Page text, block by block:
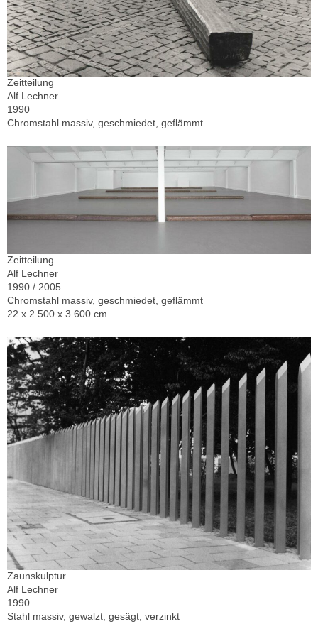
Zeitteilung
Alf Lechner
1990
Chromstahl massiv, geschmiedet, geflämmt
Zeitteilung
Alf Lechner
1990 / 2005
Chromstahl massiv, geschmiedet, geflämmt
22 x 2.500 x 3.600 cm
Zaunskulptur
Alf Lechner
1990
Stahl massiv, gewalzt, gesägt, verzinkt